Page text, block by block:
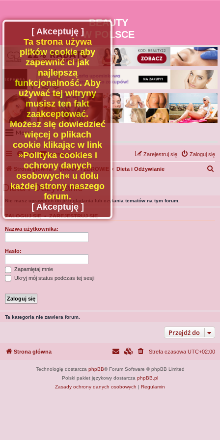
BEAUTY
W POLSCE
Menu
Portal
Facebook
Regulamin
Zapytaj administratora
Kontakt
FAQ Kontakt z nami Zaloguj się
Zarejestruj się
Strona główna URODA I ZDROWIE Dieta i Odżywianie
Dieta i Odżywianie
Nie masz uprawnień do przeglądania lub czytania tematów na tym forum.
ZALOGUJ SIĘ•ZAREJESTRUJ SIĘ
Nazwa użytkownika:
Hasło:
Zapamiętaj mnie
Ukryj mój status podczas tej sesji
Ta kategoria nie zawiera forum.
Przejdź do
[ Akceptuję ]
Ta strona używa
plików cookie aby
zapewnić ci jak
najlepszą
funkcjonalność. Aby
używać tej witryny
musisz ten fakt
zaakceptować.
Możesz się dowiedzieć
więcej o plikach
cookie klikając w link
»Polityka cookies i
ochrony danych
osobowych« u dołu
każdej strony naszego
forum.
[ Akceptuję ]
Strona główna Strefa czasowa UTC+02:00
Technologię dostarcza phpBB® Forum Software © phpBB Limited
Polski pakiet językowy dostarcza phpBB.pl
Zasady ochrony danych osobowych | Regulamin